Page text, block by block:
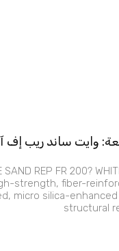
وايت ساند ريب إف آر
SAND REP FR 200?
strength, fiber-
micro silica-
structural